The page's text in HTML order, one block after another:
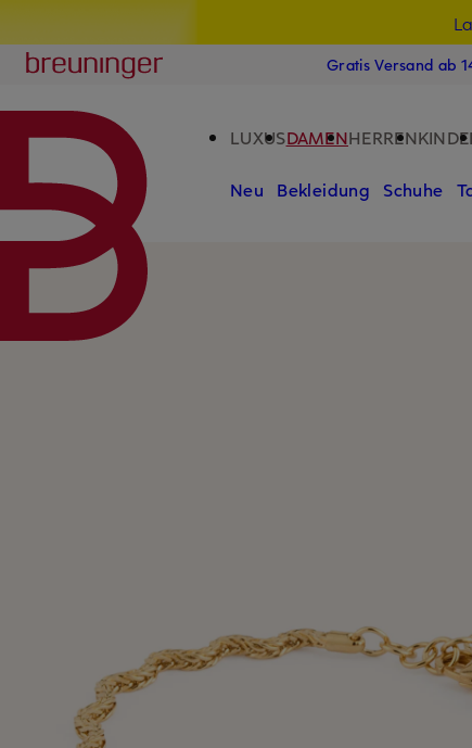
Breuninger
Gratis Versand ab
LUXUSDAMENHERREN
Neu Bekleidung Schuhe